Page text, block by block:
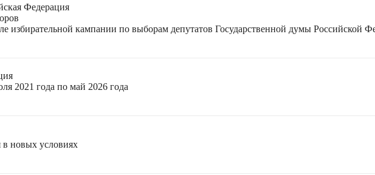
Федерация
избирательной кампании по выборам депутатов Государственной думы Российской
2021 года по май 2026 года
в новых условиях